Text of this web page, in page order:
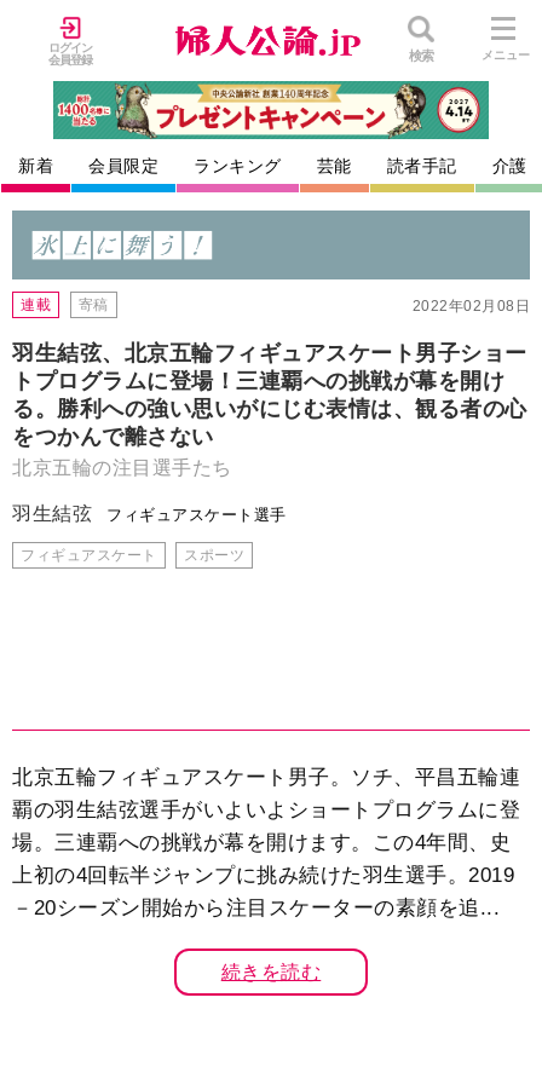
ログイン
会員登録
検索 メニュー
新着 会員限定 ランキング 芸能 読者手記 介護
2022年02月08日
連載 寄稿
羽生結弦、北京五輪フィギュアスケート男子ショー
トプログラムに登場！三連覇への挑戦が幕を開け
る。勝利への強い思いがにじむ表情は、観る者の心
をつかんで離さない
北京五輪の注目選手たち
羽生結弦 フィギュアスケート選手
フィギュアスケート スポーツ
北京五輪フィギュアスケート男子。ソチ、平昌五輪連
覇の羽生結弦選手がいよいよショートプログラムに登
場。三連覇への挑戦が幕を開けます。この4年間、史
上初の4回転半ジャンプに挑み続けた羽生選手。2019
－20シーズン開始から注目スケーターの素顔を追...
続きを読む